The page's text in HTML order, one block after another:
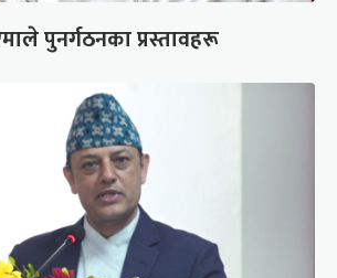
पुनर्गठनका प्रस्तावहरू